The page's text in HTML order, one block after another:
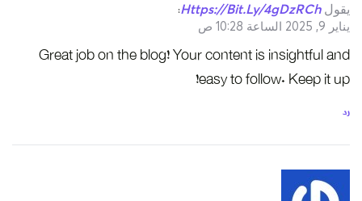
يقول Https://bit.ly/4gDzRCh
:
يناير 9, 2025 الساعة 10:28 ص
Great job on the blog! Your content is insightful and
easy to follow. Keep it up!
رد